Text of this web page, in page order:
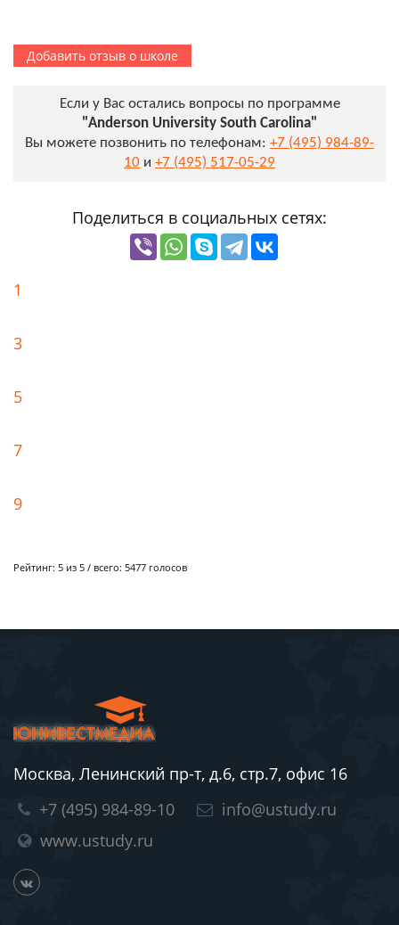
Добавить отзыв о школе
Если у Вас остались вопросы по программе
"Anderson University South Carolina"
Вы можете позвонить по телефонам: +7 (495) 984-89-
10 и +7 (495) 517-05-29
Поделиться в социальных сетях:
1
3
5
7
9
Рейтинг: 5 из 5 / всего: 5477 голосов
Москва, Ленинский пр-т, д.6, стр.7, офис 16
+7 (495) 984-89-10
info@ustudy.ru
www.ustudy.ru